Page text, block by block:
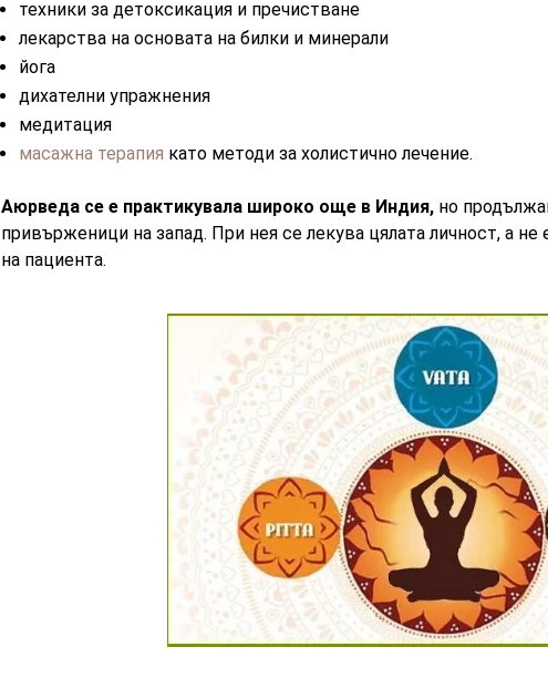
техники за детоксикация и пречистване
лекарства на основата на билки и минерали
йога
дихателни упражнения
медитация
масажна терапия като методи за холистично лечение.
Аюрведа се е практикувала широко още в Индия,но
привърженици на запад. При нея се лекува цялата личност, а
на пациента.